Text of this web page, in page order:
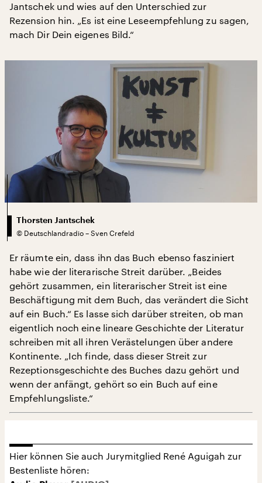
Jantschek und wies auf den Unterschied zur
Rezension hin. „Es ist eine Leseempfehlung zu sagen,
mach Dir Dein eigenes Bild.“
Thorsten Jantschek
© Deutschlandradio – Sven Crefeld
Er räumte ein, dass ihn das Buch ebenso fasziniert
habe wie der literarische Streit darüber. „Beides
gehört zusammen, ein literarischer Streit ist eine
Beschäftigung mit dem Buch, das verändert die Sicht
auf ein Buch.“ Es lasse sich darüber streiten, ob man
eigentlich noch eine lineare Geschichte der Literatur
schreiben mit all ihren Verästelungen über andere
Kontinente. „Ich finde, dass dieser Streit zur
Rezeptionsgeschichte des Buches dazu gehört und
wenn der anfängt, gehört so ein Buch auf eine
Empfehlungsliste.“
Hier können Sie auch Jurymitglied René Aguigah zur
Bestenliste hören: